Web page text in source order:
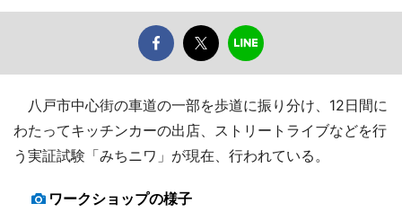
八戸市中心街の車道の一部を歩道に振り分け、12日間に
わたってキッチンカーの出店、ストリートライブなどを行
う実証試験「みちニワ」が現在、行われている。
ワークショップの様子